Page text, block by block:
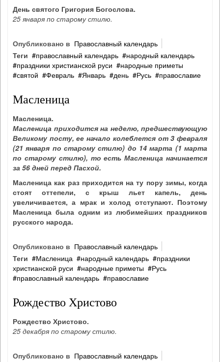
День святого Григория Богослова.
25 января по старому стилю.
Опубликовано в Православный календарь
Теги
православный календарь
народный календарь
праздники христианской руси
народные приметы
святой
Февраль Январь день Русь православие
Масленица
Масленица.
Масленица приходится на неделю, предшествующую
Великому посту, ее начало колеблется от 3 февраля
(21 января по старому стилю) до 14 марта (1 марта
по старому стилю), то есть Масленица начинается
за 56 дней перед Пасхой.
Масленица как раз приходится на ту пору зимы, когда
стоят оттепели, с крыш льет капель, день
увеличивается, а мрак и холод отступают. Поэтому
Масленица была одним из любимейших праздников
русского народа.
Опубликовано в Православный календарь
Теги
Масленица народный календарь
праздники
христианской руси
народные приметы
Русь
православный календарь
православие
Рождество Христово
Рождество Христово.
25 декабря по старому стилю.
Опубликовано в Православный календарь